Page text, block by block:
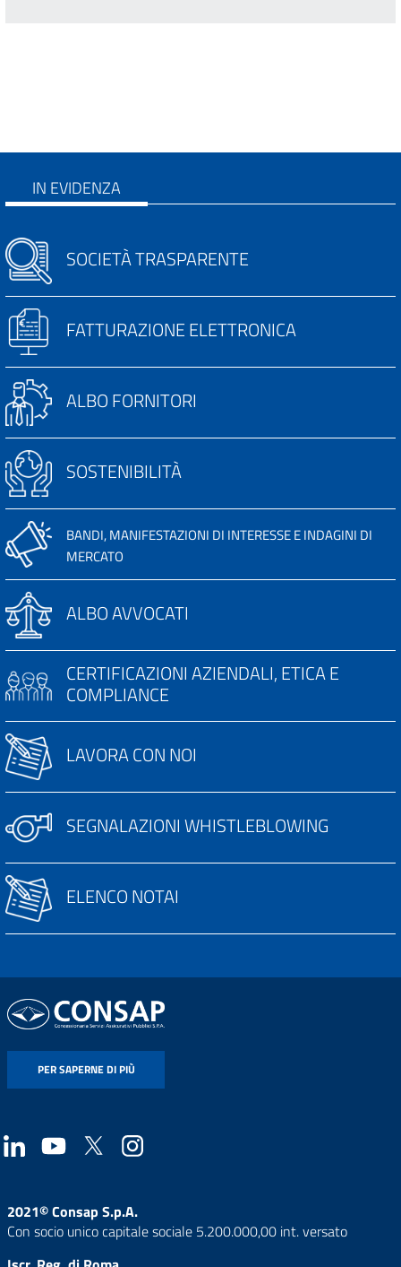
IN EVIDENZA
SOCIETÀ TRASPARENTE
FATTURAZIONE ELETTRONICA
ALBO FORNITORI
SOSTENIBILITÀ
BANDI, MANIFESTAZIONI DI INTERESSE E INDAGINI DI
MERCATO
ALBO AVVOCATI
CERTIFICAZIONI AZIENDALI, ETICA E
COMPLIANCE
LAVORA CON NOI
SEGNALAZIONI WHISTLEBLOWING
ELENCO NOTAI
PER SAPERNE DI PIÙ
2021© Consap S.p.A.
Con socio unico capitale sociale 5.200.000,00 int. versato